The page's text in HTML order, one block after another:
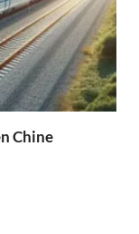
Chine